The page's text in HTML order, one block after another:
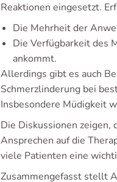
Reaktionen eingesetzt.
Die Mehrheit der
Die Verfügbarkeit des
ankommt.
Allerdings gibt es auch
Schmerzlinderung bei
Insbesondere Müdigkeit
Die Diskussionen
Ansprechen auf die
viele Patienten eine
Zusammengefasst stellt